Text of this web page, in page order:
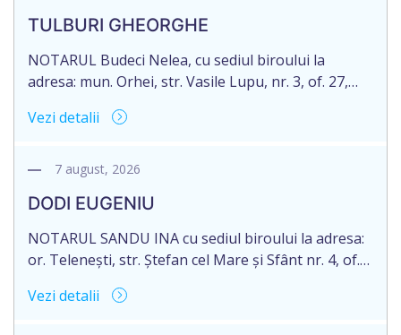
2007040006216. Eliberarea certificatului de
moștenitor este planificată în prealabil pentru […]
TULBURI GHEORGHE
NOTARUL Budeci Nelea, cu sediul biroului la
adresa: mun. Orhei, str. Vasile Lupu, nr. 3, of. 27,
în urma decesului cet. TULBURI GHEORGHE,
decedat/ă la 16 mai 2026. Eliberarea certificatului de
de 16.05.2027 termenul de opțiune pentru
acceptarea […]
Vezi detalii
7 august, 2026
DODI EUGENIU
NOTARUL SANDU INA cu sediul biroului la adresa:
or. Telenești, str. Ștefan cel Mare și Sfânt nr. 4, of.
succesorale în urma decesului cet. DODI EUGENIU,
Vezi detalii